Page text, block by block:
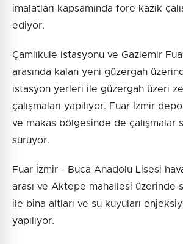
imalatları kapsamında fore kazık
ediyor.
Çamlıkule istasyonu ve Gaziemir
arasında kalan yeni güzergah
istasyon yerleri ile güzergah üzeri
çalışmaları yapılıyor. Fuar İzmir
ve makas bölgesinde de çalışmalar
sürüyor.
Fuar İzmir - Buca Anadolu Lisesi
arası ve Aktepe mahallesi üzerinde
ile bina altları ve su kuyuları
yapılıyor.